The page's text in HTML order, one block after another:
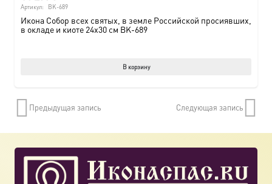
Артикул: BK-689
Икона Собор всех святых, в земле Российской просиявших,
в окладе и киоте 24х30 см BK-689
В корзину
Предыдущая запись Следующая запись